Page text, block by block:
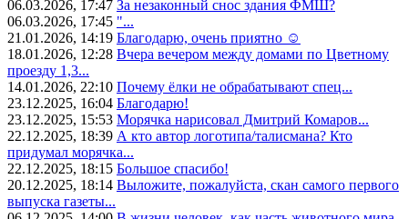
06.03.2026, 17:47 За незаконный снос здания ФМШ?
06.03.2026, 17:45 "...
21.01.2026, 14:19 Благодарю, очень приятно ☺️
18.01.2026, 12:28 Вчера вечером между домами по Цветному
проезду 1,3...
14.01.2026, 22:10 Почему ёлки не обрабатывают спец...
23.12.2025, 16:04 Благодарю!
23.12.2025, 15:53 Морячка нарисовал Дмитрий Комаров...
22.12.2025, 18:39 А кто автор логотипа/талисмана? Кто
придумал морячка...
22.12.2025, 18:15 Большое спасибо!
20.12.2025, 18:14 Выложите, пожалуйста, скан самого первого
выпуска газеты...